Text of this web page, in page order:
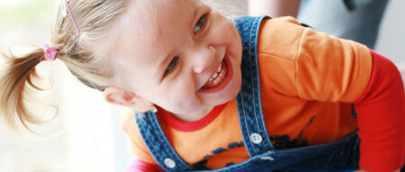
Zum Hauptinhalt springen
Erklärung zur Barrierefreiheit anzeigen